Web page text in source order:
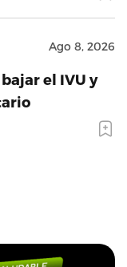
Ago 8, 2026
el IVU y